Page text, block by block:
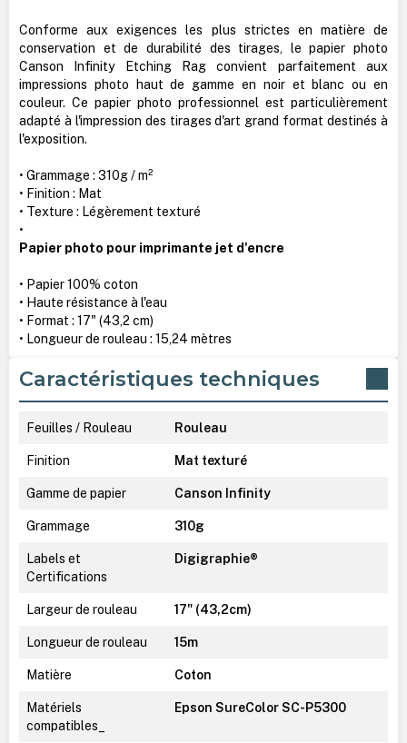
Conforme aux exigences les plus strictes en matière de
conservation et de durabilité des tirages, le papier photo
Canson Infinity Etching Rag convient parfaitement aux
impressions photo haut de gamme en noir et blanc ou en
couleur. Ce papier photo professionnel est particulièrement
adapté à l'impression des tirages d'art grand format destinés à
l'exposition.
• Grammage : 310g / m²
• Finition : Mat
• Texture : Légèrement texturé
•
Papier photo pour imprimante jet d'encre
• Papier 100% coton
• Haute résistance à l'eau
• Format : 17" (43,2 cm)
• Longueur de rouleau : 15,24 mètres
Caractéristiques techniques
Feuilles / Rouleau Rouleau
Finition Mat texturé
Gamme de papier Canson Infinity
Grammage 310g
Labels et
Certifications
Digigraphie®
Largeur de rouleau 17" (43,2cm)
Longueur de rouleau 15m
Matière Coton
Matériels
compatibles_
Epson SureColor SC-P5300